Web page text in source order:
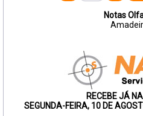
Notas
RECEBE JÁ
SEGUNDA-FEIRA, 10 DE